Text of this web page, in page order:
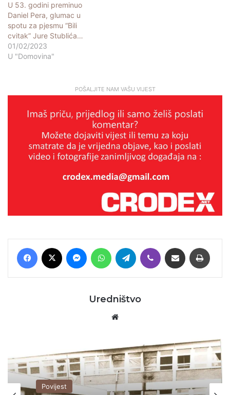
U 53. godini preminuo
Daniel Pera, glumac u
spotu za pjesmu “Bili
cvitak” Jure Stublića…
01/02/2023
U "Domovina"
POŠALJITE NAM VAŠU VIJEST
Facebook MessengerWhatsAppTelegram Viber Podijeli putem E-maila
Uredništvo
Povijest